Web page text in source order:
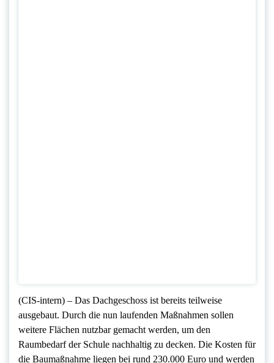
(CIS-intern) – Das Dachgeschoss ist bereits teilweise
ausgebaut. Durch die nun laufenden Maßnahmen sollen
weitere Flächen nutzbar gemacht werden, um den
Raumbedarf der Schule nachhaltig zu decken. Die Kosten für
die Baumaßnahme liegen bei rund 230.000 Euro und werden